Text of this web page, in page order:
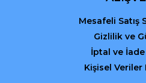
Mesafeli Satış
Gizlilik ve
İptal ve İade
Kişisel Veriler